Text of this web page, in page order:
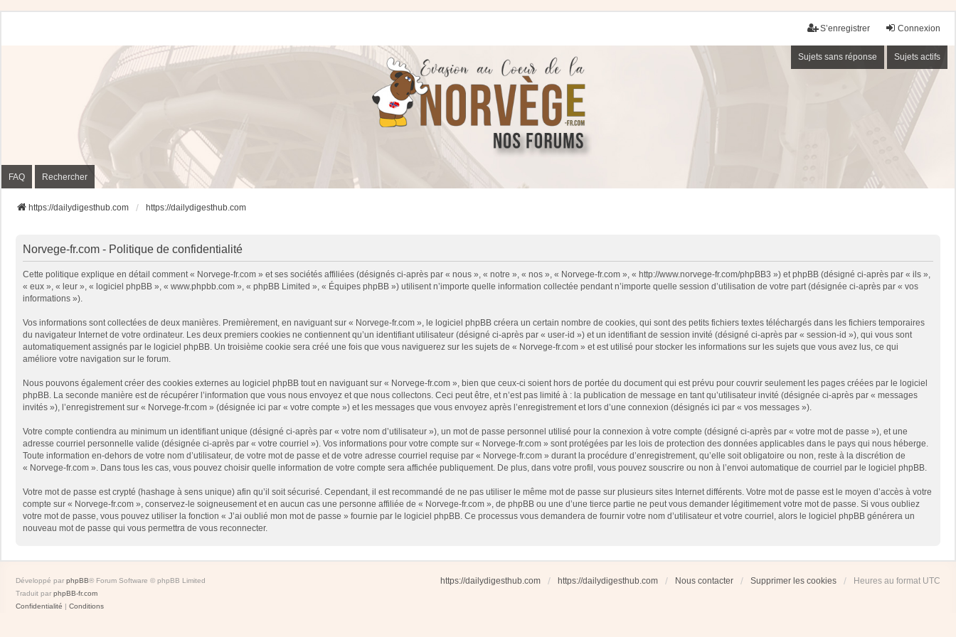
Connexion
S’enregistrer
Sujets sans réponse Sujets actifs
FAQ Rechercher
https://dailydigesthub.com https://dailydigesthub.com
Norvege-fr.com - Politique de confidentialité
Cette politique explique en détail comment « Norvege-fr.com » et ses sociétés affiliées (désignés ci-après par « nous », « notre », « nos », « Norvege-fr.com », « http://www.norvege-fr.com/phpBB3 ») et phpBB (désigné ci-après par « ils »,
« eux », « leur », « logiciel phpBB », « www.phpbb.com », « phpBB Limited », « Équipes phpBB ») utilisent n’importe quelle information collectée pendant n’importe quelle session d’utilisation de votre part (désignée ci-après par « vos
informations »).
Vos informations sont collectées de deux manières. Premièrement, en naviguant sur « Norvege-fr.com », le logiciel phpBB créera un certain nombre de cookies, qui sont des petits fichiers textes téléchargés dans les fichiers temporaires
du navigateur Internet de votre ordinateur. Les deux premiers cookies ne contiennent qu’un identifiant utilisateur (désigné ci-après par « user-id ») et un identifiant de session invité (désigné ci-après par « session-id »), qui vous sont
automatiquement assignés par le logiciel phpBB. Un troisième cookie sera créé une fois que vous naviguerez sur les sujets de « Norvege-fr.com » et est utilisé pour stocker les informations sur les sujets que vous avez lus, ce qui
améliore votre navigation sur le forum.
Nous pouvons également créer des cookies externes au logiciel phpBB tout en naviguant sur « Norvege-fr.com », bien que ceux-ci soient hors de portée du document qui est prévu pour couvrir seulement les pages créées par le logiciel
phpBB. La seconde manière est de récupérer l’information que vous nous envoyez et que nous collectons. Ceci peut être, et n’est pas limité à : la publication de message en tant qu’utilisateur invité (désignée ci-après par « messages
invités »), l’enregistrement sur « Norvege-fr.com » (désignée ici par « votre compte ») et les messages que vous envoyez après l’enregistrement et lors d’une connexion (désignés ici par « vos messages »).
Votre compte contiendra au minimum un identifiant unique (désigné ci-après par « votre nom d’utilisateur »), un mot de passe personnel utilisé pour la connexion à votre compte (désigné ci-après par « votre mot de passe »), et une
adresse courriel personnelle valide (désignée ci-après par « votre courriel »). Vos informations pour votre compte sur « Norvege-fr.com » sont protégées par les lois de protection des données applicables dans le pays qui nous héberge.
Toute information en-dehors de votre nom d’utilisateur, de votre mot de passe et de votre adresse courriel requise par « Norvege-fr.com » durant la procédure d’enregistrement, qu’elle soit obligatoire ou non, reste à la discrétion de
« Norvege-fr.com ». Dans tous les cas, vous pouvez choisir quelle information de votre compte sera affichée publiquement. De plus, dans votre profil, vous pouvez souscrire ou non à l’envoi automatique de courriel par le logiciel phpBB.
Votre mot de passe est crypté (hashage à sens unique) afin qu’il soit sécurisé. Cependant, il est recommandé de ne pas utiliser le même mot de passe sur plusieurs sites Internet différents. Votre mot de passe est le moyen d’accès à votre
compte sur « Norvege-fr.com », conservez-le soigneusement et en aucun cas une personne affiliée de « Norvege-fr.com », de phpBB ou une d’une tierce partie ne peut vous demander légitimement votre mot de passe. Si vous oubliez
votre mot de passe, vous pouvez utiliser la fonction « J’ai oublié mon mot de passe » fournie par le logiciel phpBB. Ce processus vous demandera de fournir votre nom d’utilisateur et votre courriel, alors le logiciel phpBB générera un
nouveau mot de passe qui vous permettra de vous reconnecter.
https://dailydigesthub.com https://dailydigesthub.com Nous contacter Supprimer les cookies Heures au format UTC
Développé par phpBB® Forum Software © phpBB Limited
Traduit par phpBB-fr.com
Confidentialité | Conditions